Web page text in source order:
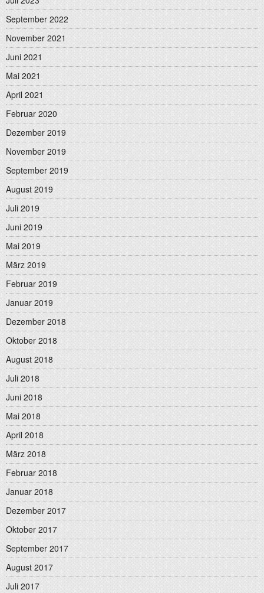
September 2022
November 2021
Juni 2021
Mai 2021
April 2021
Februar 2020
Dezember 2019
November 2019
September 2019
August 2019
Juli 2019
Juni 2019
Mai 2019
März 2019
Februar 2019
Januar 2019
Dezember 2018
Oktober 2018
August 2018
Juli 2018
Juni 2018
Mai 2018
April 2018
März 2018
Februar 2018
Januar 2018
Dezember 2017
Oktober 2017
September 2017
August 2017
Juli 2017